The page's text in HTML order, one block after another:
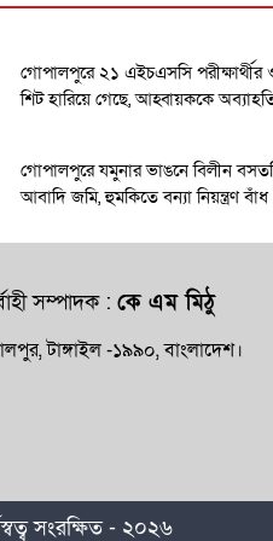
গোপালপুরে ২১ এইচএসসি
শিট হারিয়ে গেছে, আহ্বায়ককে
গোপালপুরে যমুনার ভাঙনে বিলীন
আবাদি জমি, হুমকিতে বন্যা নিয়ন্ত্রণ বাঁধ
সম্পাদক : কে এম মিঠু
টাঙ্গাইল -১৯৯০, বাংলাদেশ।
সংরক্ষিত - ২০২৬